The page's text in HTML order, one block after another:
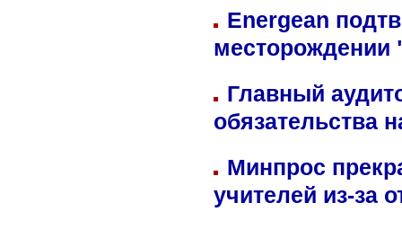
Energean
Главный
обязательства
Минпрос
учителей из-за